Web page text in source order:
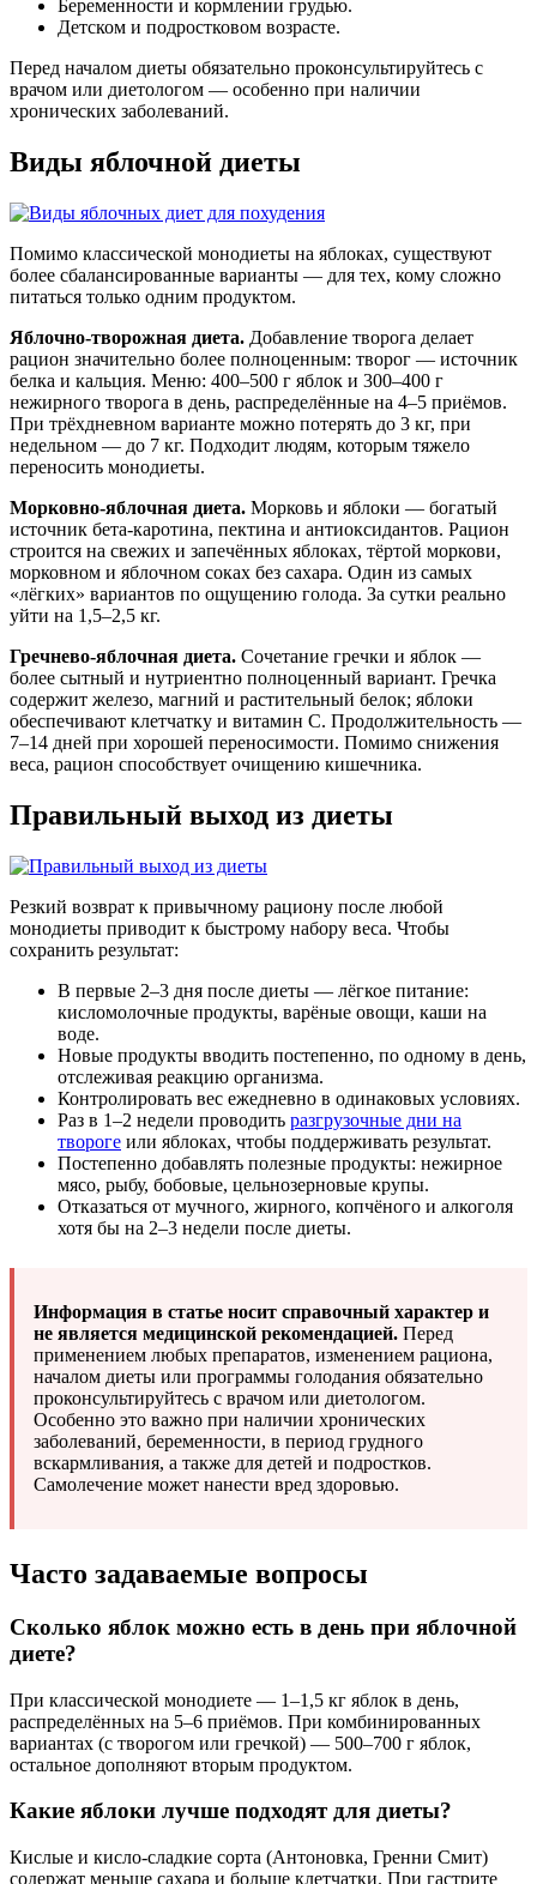
Беременности и кормлении грудью.
Детском и подростковом возрасте.
Перед началом диеты обязательно проконсультируйтесь с
врачом или диетологом — особенно при наличии
хронических заболеваний.
Виды яблочной диеты
Помимо классической монодиеты на яблоках, существуют
более сбалансированные варианты — для тех, кому сложно
питаться только одним продуктом.
Яблочно-творожная диета. Добавление творога делает
рацион значительно более полноценным: творог — источник
белка и кальция. Меню: 400–500 г яблок и 300–400 г
нежирного творога в день, распределённые на 4–5 приёмов.
При трёхдневном варианте можно потерять до 3 кг, при
недельном — до 7 кг. Подходит людям, которым тяжело
переносить монодиеты.
Морковно-яблочная диета. Морковь и яблоки — богатый
источник бета-каротина, пектина и антиоксидантов. Рацион
строится на свежих и запечённых яблоках, тёртой моркови,
морковном и яблочном соках без сахара. Один из самых
«лёгких» вариантов по ощущению голода. За сутки реально
уйти на 1,5–2,5 кг.
Гречнево-яблочная диета. Сочетание гречки и яблок —
более сытный и нутриентно полноценный вариант. Гречка
содержит железо, магний и растительный белок; яблоки
обеспечивают клетчатку и витамин C. Продолжительность —
7–14 дней при хорошей переносимости. Помимо снижения
веса, рацион способствует очищению кишечника.
Правильный выход из диеты
Резкий возврат к привычному рациону после любой
монодиеты приводит к быстрому набору веса. Чтобы
сохранить результат:
В первые 2–3 дня после диеты — лёгкое питание:
кисломолочные продукты, варёные овощи, каши на
воде.
Новые продукты вводить постепенно, по одному в день,
отслеживая реакцию организма.
Контролировать вес ежедневно в одинаковых условиях.
Раз в 1–2 недели проводить разгрузочные дни на
твороге или яблоках, чтобы поддерживать результат.
Постепенно добавлять полезные продукты: нежирное
мясо, рыбу, бобовые, цельнозерновые крупы.
Отказаться от мучного, жирного, копчёного и алкоголя
хотя бы на 2–3 недели после диеты.
Информация в статье носит справочный характер и
не является медицинской рекомендацией. Перед
применением любых препаратов, изменением рациона,
началом диеты или программы голодания обязательно
проконсультируйтесь с врачом или диетологом.
Особенно это важно при наличии хронических
заболеваний, беременности, в период грудного
вскармливания, а также для детей и подростков.
Самолечение может нанести вред здоровью.
Часто задаваемые вопросы
Сколько яблок можно есть в день при яблочной
диете?
При классической монодиете — 1–1,5 кг яблок в день,
распределённых на 5–6 приёмов. При комбинированных
вариантах (с творогом или гречкой) — 500–700 г яблок,
остальное дополняют вторым продуктом.
Какие яблоки лучше подходят для диеты?
Кислые и кисло-сладкие сорта (Антоновка, Гренни Смит)
содержат меньше сахара и больше клетчатки. При гастрите